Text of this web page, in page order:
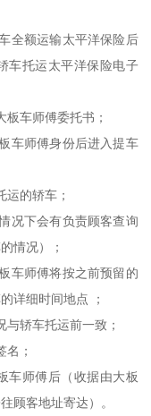
全额运输太平洋保险后
车托运太平洋保险电子
车师傅委托书；
车师傅身份后进入提车
的轿车；
况下会有负责顾客查询
情况）；
车师傅将按之前预留的
详细时间地点 ；
轿车托运前一致；
；
车师傅后（收据由大板
顾客地址寄达）。